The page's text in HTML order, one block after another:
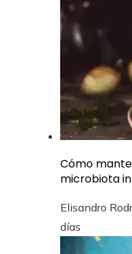
Cómo
microbiota
Elisandro
días